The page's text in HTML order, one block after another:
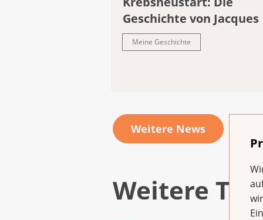
Geschichte von Jacques
Meine Geschichte
Weitere News
Weitere